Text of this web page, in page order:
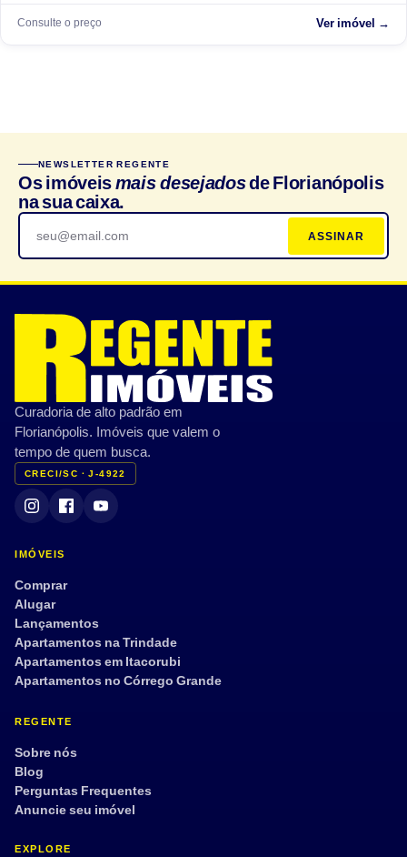
Consulte o preço Ver imóvel →
NEWSLETTER REGENTE
Os imóveismais desejadosde Florianópolis
na sua caixa.
ASSINAR
Curadoria de alto padrão em
Florianópolis. Imóveis que valem o
tempo de quem busca.
CRECI/SC · J-4922
IMÓVEIS
Comprar
Alugar
Lançamentos
Apartamentos na Trindade
Apartamentos em Itacorubi
Apartamentos no Córrego Grande
REGENTE
Sobre nós
Blog
Perguntas Frequentes
Anuncie seu imóvel
EXPLORE